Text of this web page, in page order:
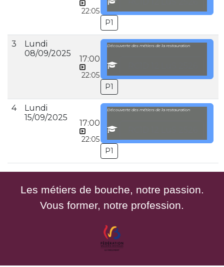
22:05
P1
3
Lundi
08/09/2025
17:00
22:05
Découverte des métiers de la restauration
P1
4
Lundi
15/09/2025
17:00
22:05
Découverte des métiers de la restauration
P1
Les métiers de bouche, notre passion.
Vous former, notre profession.